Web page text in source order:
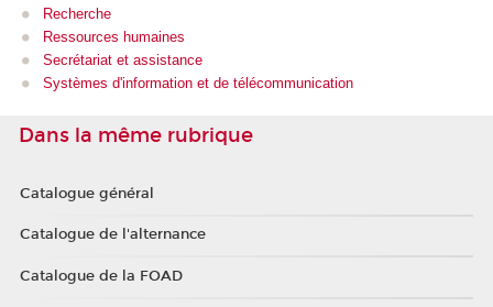
Recherche
Ressources humaines
Secrétariat et assistance
Systèmes d'information et de télécommunication
Dans la même rubrique
Catalogue général
Catalogue de l'alternance
Catalogue de la FOAD